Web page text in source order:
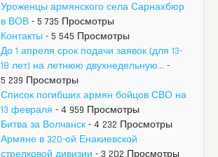
Уроженцы армянского села Сарнахбюр
в ВОВ - 5 735 Просмотры
Контакты - 5 545 Просмотры
До 1 апреля срок подачи заявок (для 13-
18 лет) на летнюю двухнедельную... -
5 239 Просмотры
Список погибших армян бойцов СВО на
13 февраля - 4 959 Просмотры
Битва за Волчанск - 4 232 Просмотры
Армяне в 320-ой Енакиевской
стрелковой дивизии - 3 202 Просмотры